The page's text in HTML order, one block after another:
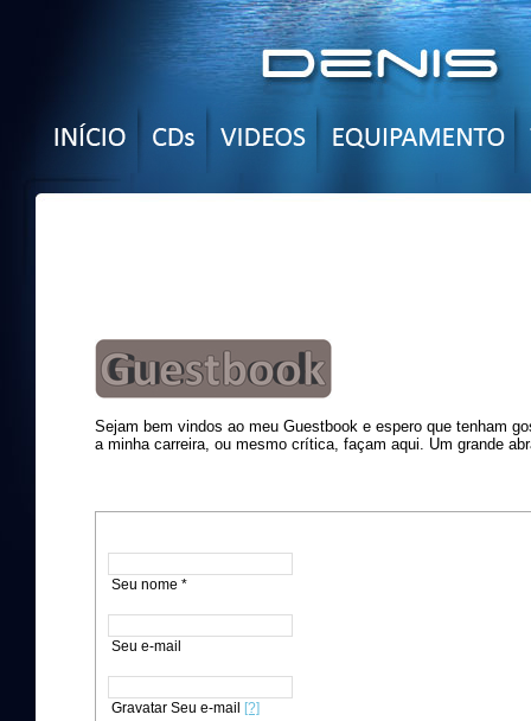
Sejam bem vindos ao meu Guestbook e espero que tenham
a minha carreira, ou mesmo crítica, façam aqui. Um grande
Seu nome *
Seu e-mail
Gravatar Seu e-mail [?]